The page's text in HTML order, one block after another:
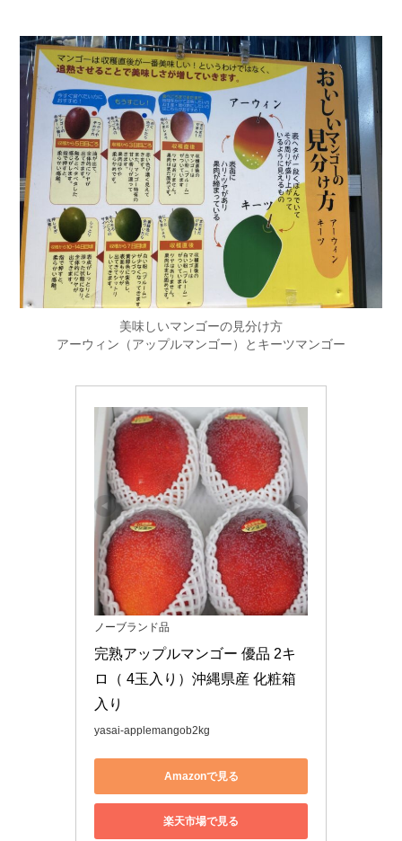
美味しいマンゴーの見分け方
アーウィン（アップルマンゴー）とキーツマンゴー
ノーブランド品
完熟アップルマンゴー 優品 2キ
ロ（ 4玉入り）沖縄県産 化粧箱
入り
yasai-applemangob2kg
Amazonで見る
楽天市場で見る